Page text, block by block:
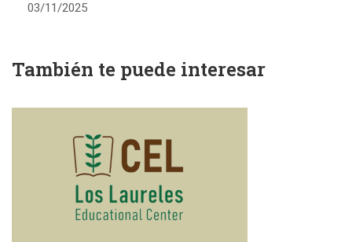
03/11/2025
También te puede interesar